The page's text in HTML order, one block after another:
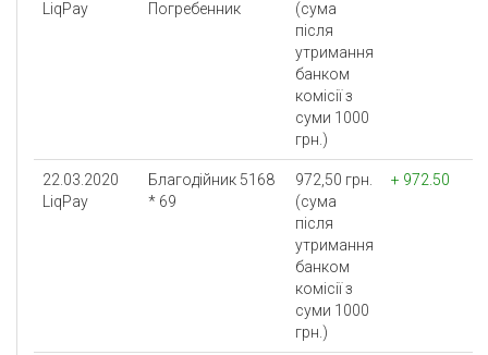
LiqPay
Погребенник
(сума
після
утримання
банком
комісії з
суми 1000
грн.)
22.03.2020
LiqPay
Благодійник 5168
* 69
972,50 грн.
(сума
після
утримання
банком
комісії з
суми 1000
грн.)
+ 972.50